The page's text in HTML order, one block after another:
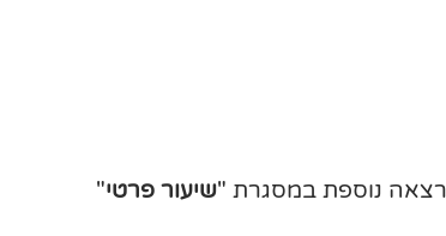
נוספת במסגרת "שיעור פרטי"